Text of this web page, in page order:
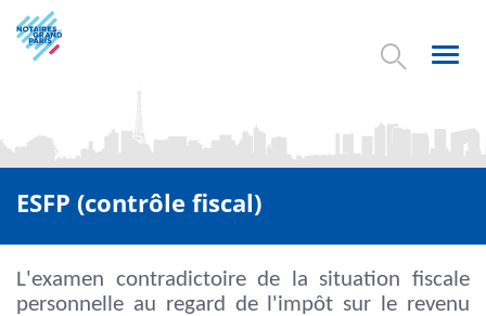
Aller
au
contenu
ESFP (contrôle fiscal)
L'examen contradictoire de la situation fiscale
personnelle au regard de l'impôt sur le revenu